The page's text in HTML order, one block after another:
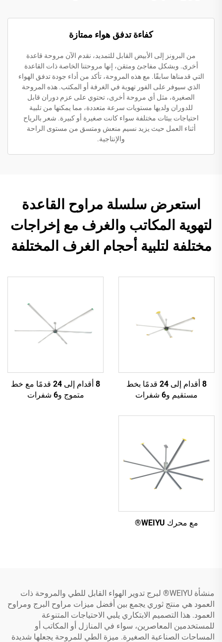
كفاءة تدفق هواء ممتازة
من البرونز إلى الأبيض القابل للتمديد، نقدم الآن مروحة قاعدة
أخرى. وبشكل مفاجئ ومتقن، إنها مروحتنا الخاصة ذات القاعدة
التي قدمناها سابقًا. مع هذه المروحة، تأكد من أداء جودة تدفق الهواء
الذي سيوفر على الفور تهوية في الغرفة أو المكتب. هذه المروحة
الصغيرة، مثل أي مروحة أخرى، تحتوي على عزم دوران قابل
للدوران ولديها مستويات سرعة متعددة، مما يمكنها من تلبية
احتياجات بيئات مختلفة سواء كانت صغيرة أو كبيرة. شعر بالرياح
أثناء العمل حيث يزيد نسيم منعش ومتسق من مستوى الراحة
والإنتاجية.
استعرض سلسلة مراوح القاعدة
لتهوية المكاتب والغرف مع إخراجات
مختلفة لتلبية أحجام الغرف المختلفة
8 أقدام إلى 24 قدمًا بخط
مستقيم و6 شفرات
8 أقدام إلى 24 قدمًا مع خط
متموج و6 شفرات
مع محرك WEIYU®
منشأة WEIYU® لبرج تدوير الهواء القابل للطي والمروحة ذات
العمود هي منتج ثوري يجمع بين أفضل ميزات مراوح البرج ومراوح
العمود. هذا التصميم الابتكاري يلبي الاحتياجات المتنوعة
للمستخدمين المعاصرين، سواء في المنازل أو المكاتب أو
المساحات الصناعية الصغيرة. ميزة الطي للمروحة يجعلها شديدة